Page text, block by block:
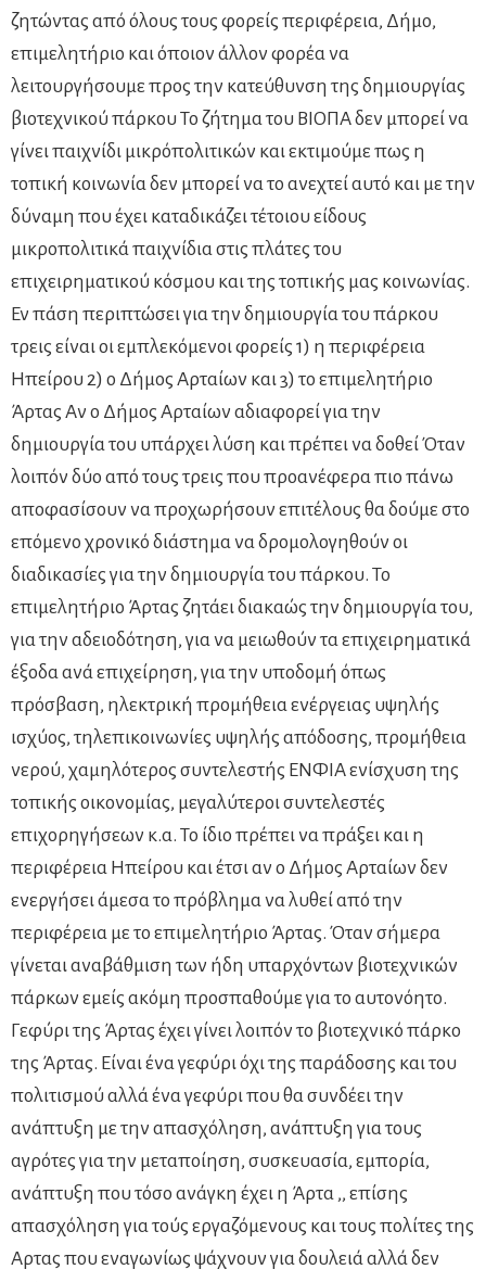
ζητώντας από όλους τους φορείς περιφέρεια, Δήμο,
επιμελητήριο και όποιον άλλον φορέα να
λειτουργήσουμε προς την κατεύθυνση της δημιουργίας
βιοτεχνικού πάρκου Το ζήτημα του ΒΙΟΠΑ δεν μπορεί να
γίνει παιχνίδι μικρόπολιτικών και εκτιμούμε πως η
τοπική κοινωνία δεν μπορεί να το ανεχτεί αυτό και με την
δύναμη που έχει καταδικάζει τέτοιου είδους
μικροπολιτικά παιχνίδια στις πλάτες του
επιχειρηματικού κόσμου και της τοπικής μας κοινωνίας.
Εν πάση περιπτώσει για την δημιουργία του πάρκου
τρεις είναι οι εμπλεκόμενοι φορείς 1) η περιφέρεια
Ηπείρου 2) ο Δήμος Αρταίων και 3) το επιμελητήριο
Άρτας Αν ο Δήμος Αρταίων αδιαφορεί για την
δημιουργία του υπάρχει λύση και πρέπει να δοθεί Όταν
λοιπόν δύο από τους τρεις που προανέφερα πιο πάνω
αποφασίσουν να προχωρήσουν επιτέλους θα δούμε στο
επόμενο χρονικό διάστημα να δρομολογηθούν οι
διαδικασίες για την δημιουργία του πάρκου. Το
επιμελητήριο Άρτας ζητάει διακαώς την δημιουργία του,
για την αδειοδότηση, για να μειωθούν τα επιχειρηματικά
έξοδα ανά επιχείρηση, για την υποδομή όπως
πρόσβαση, ηλεκτρική προμήθεια ενέργειας υψηλής
ισχύος, τηλεπικοινωνίες υψηλής απόδοσης, προμήθεια
νερού, χαμηλότερος συντελεστής ΕΝΦΙΑ ενίσχυση της
τοπικής οικονομίας, μεγαλύτεροι συντελεστές
επιχορηγήσεων κ.α. Το ίδιο πρέπει να πράξει και η
περιφέρεια Ηπείρου και έτσι αν ο Δήμος Αρταίων δεν
ενεργήσει άμεσα το πρόβλημα να λυθεί από την
περιφέρεια με το επιμελητήριο Άρτας. Όταν σήμερα
γίνεται αναβάθμιση των ήδη υπαρχόντων βιοτεχνικών
πάρκων εμείς ακόμη προσπαθούμε για το αυτονόητο.
Γεφύρι της Άρτας έχει γίνει λοιπόν το βιοτεχνικό πάρκο
της Άρτας. Είναι ένα γεφύρι όχι της παράδοσης και του
πολιτισμού αλλά ένα γεφύρι που θα συνδέει την
ανάπτυξη με την απασχόληση, ανάπτυξη για τους
αγρότες για την μεταποίηση, συσκευασία, εμπορία,
ανάπτυξη που τόσο ανάγκη έχει η Άρτα ,, επίσης
απασχόληση για τούς εργαζόμενους και τους πολίτες της
Αρτας που εναγωνίως ψάχνουν για δουλειά αλλά δεν